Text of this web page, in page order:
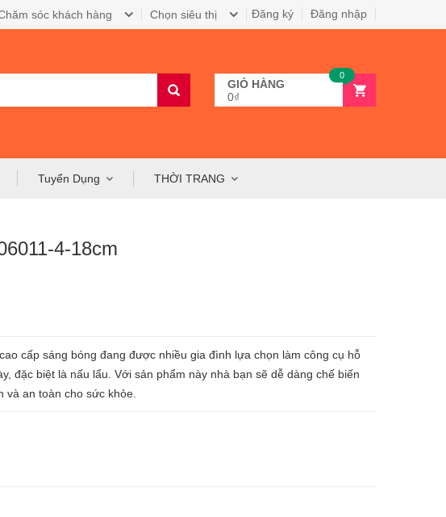
Đăng nhập
Đăng ký
Chọn siêu thị
sóc khách hàng
GIỎ HÀNG
0₫
0
Tuyển Dụng THỜI TRANG
4-18cm
cấp sáng bóng đang được nhiều gia đình lựa chọn làm công cụ hỗ
đặc biệt là nấu lẩu. Với sản phẩm này nhà bạn sẽ dễ dàng chế biến
và an toàn cho sức khỏe.